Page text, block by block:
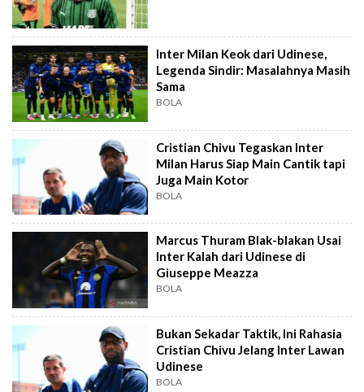
Inter Milan Keok dari Udinese,
Legenda Sindir: Masalahnya Masih
Sama
BOLA
Cristian Chivu Tegaskan Inter
Milan Harus Siap Main Cantik tapi
Juga Main Kotor
BOLA
Marcus Thuram Blak-blakan Usai
Inter Kalah dari Udinese di
Giuseppe Meazza
BOLA
Bukan Sekadar Taktik, Ini Rahasia
Cristian Chivu Jelang Inter Lawan
Udinese
BOLA